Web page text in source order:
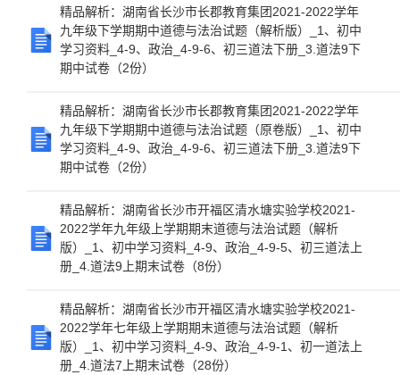
精品解析：湖南省长沙市长郡教育集团2021-2022学年
九年级下学期期中道德与法治试题（解析版）_1、初中
学习资料_4-9、政治_4-9-6、初三道法下册_3.道法9下
期中试卷（2份）
精品解析：湖南省长沙市长郡教育集团2021-2022学年
九年级下学期期中道德与法治试题（原卷版）_1、初中
学习资料_4-9、政治_4-9-6、初三道法下册_3.道法9下
期中试卷（2份）
精品解析：湖南省长沙市开福区清水塘实验学校2021-
2022学年九年级上学期期末道德与法治试题（解析
版）_1、初中学习资料_4-9、政治_4-9-5、初三道法上
册_4.道法9上期末试卷（8份）
精品解析：湖南省长沙市开福区清水塘实验学校2021-
2022学年七年级上学期期末道德与法治试题（解析
版）_1、初中学习资料_4-9、政治_4-9-1、初一道法上
册_4.道法7上期末试卷（28份）